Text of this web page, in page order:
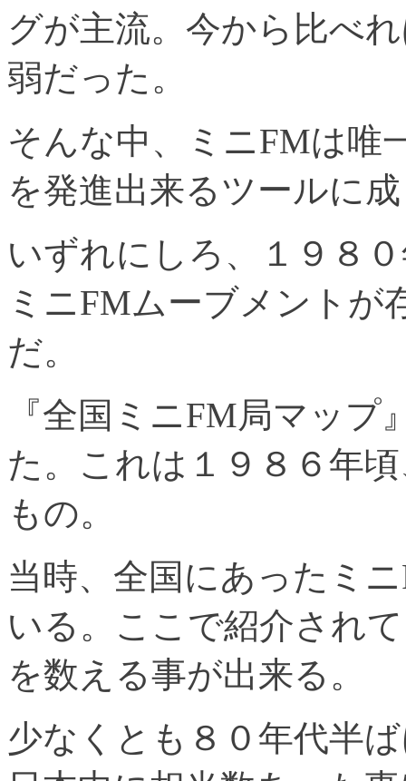
グが主流。今から比べ
弱だった。
そんな中、ミニFMは唯
を発進出来るツールに
いずれにしろ、１９８
ミニFMムーブメントが
だ。
『全国ミニFM局マッ
た。これは１９８６年
もの。
当時、全国にあったミ
いる。ここで紹介され
を数える事が出来る。
少なくとも８０年代半